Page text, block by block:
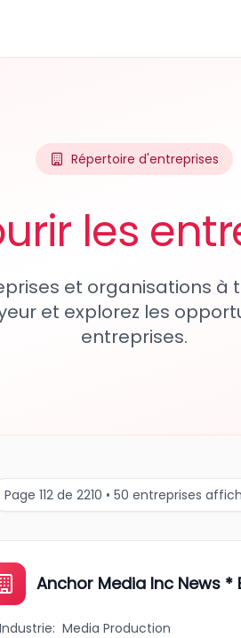
Répertoire d'entreprises
les
et organisations à
et explorez les
entreprises.
Page 112 de 2210 • 50 entreprises
Anchor Media Inc News *
Industrie: Media Production